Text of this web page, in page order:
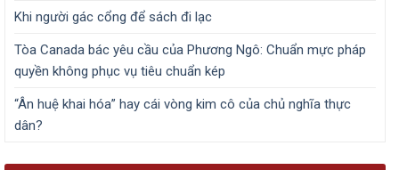
Khi người gác cổng để sách đi lạc
Tòa Canada bác yêu cầu của Phương Ngô: Chuẩn mực pháp
quyền không phục vụ tiêu chuẩn kép
“Ân huệ khai hóa” hay cái vòng kim cô của chủ nghĩa thực
dân?